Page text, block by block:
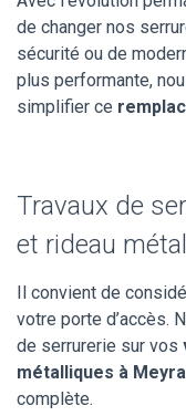
de changer nos
sécurité ou de
plus performante,
simplifier ce
Travaux de
et rideau
Il convient de
votre porte d’accès.
de serrurerie sur vos
métalliques à
complète.